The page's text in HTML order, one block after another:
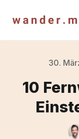
Newsletter
TrailAktuell
30.
10